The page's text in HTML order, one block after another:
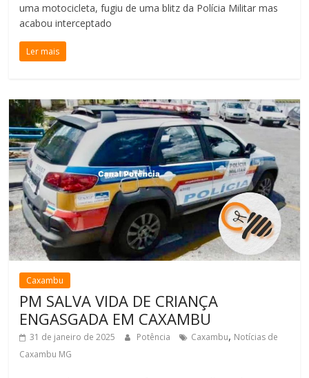
uma motocicleta, fugiu de uma blitz da Polícia Militar mas
acabou interceptado
Ler mais
Caxambu
PM SALVA VIDA DE CRIANÇA
ENGASGADA EM CAXAMBU
31 de janeiro de 2025 Potência Caxambu, Notícias de
Caxambu MG